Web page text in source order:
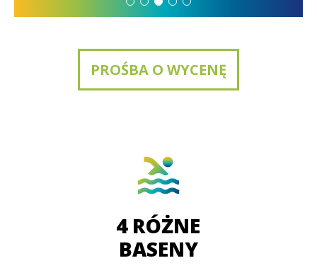
PROŚBA O WYCENĘ
4 RÓŻNE
BASENY